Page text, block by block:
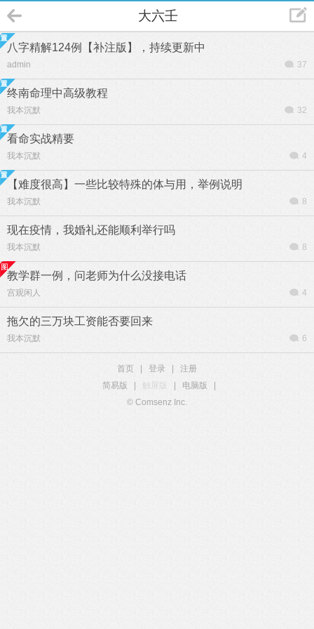
大六壬
八字精解124例【补注版】，持续更新中
admin 37
终南命理中高级教程
我本沉默 32
看命实战精要
我本沉默 4
【难度很高】一些比较特殊的体与用，举例说明
我本沉默 8
现在疫情，我婚礼还能顺利举行吗
我本沉默 8
教学群一例，问老师为什么没接电话
宫观闲人 4
拖欠的三万块工资能否要回来
我本沉默 6
首页 登录
注册
简易版
触屏版 电脑版
© Comsenz Inc.